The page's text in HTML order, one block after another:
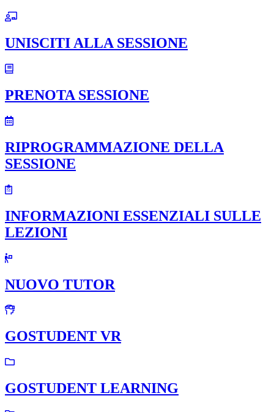
UNISCITI ALLA SESSIONE
PRENOTA SESSIONE
RIPROGRAMMAZIONE DELLA
SESSIONE
INFORMAZIONI ESSENZIALI SULLE
LEZIONI
NUOVO TUTOR
GOSTUDENT VR
GOSTUDENT LEARNING